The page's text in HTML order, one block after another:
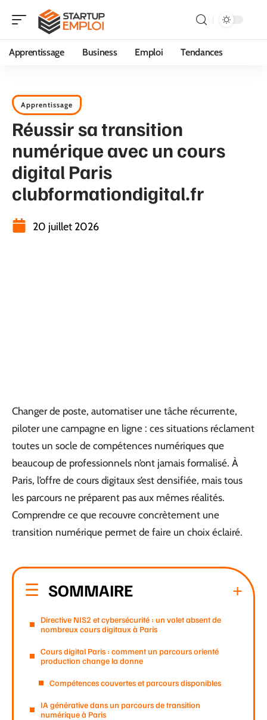
Apprentissage Business Emploi Tendances
Apprentissage
Réussir sa transition
numérique avec un cours
digital Paris
clubformationdigital.fr
20 juillet 2026
Changer de poste, automatiser une tâche récurrente,
piloter une campagne en ligne : ces situations réclament
toutes un socle de compétences numériques que
beaucoup de professionnels n’ont jamais formalisé. À
Paris, l’offre de cours digitaux s’est densifiée, mais tous
les parcours ne préparent pas aux mêmes réalités.
Comprendre ce que recouvre concrètement une
transition numérique permet de faire un choix éclairé.
SOMMAIRE
Directive NIS2 et cybersécurité : un volet absent de
nombreux cours digitaux à Paris
Cours digital Paris : comment un parcours orienté
production change la donne
Compétences couvertes et parcours disponibles
IA générative dans un parcours de transition
numérique à Paris